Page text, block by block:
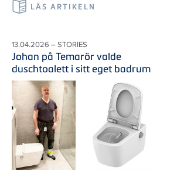
LÄS ARTIKELN
13.04.2026 – STORIES
Johan på Temarör valde
duschtoalett i sitt eget badrum